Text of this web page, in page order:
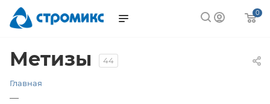
0
Метизы 44
Главная
—